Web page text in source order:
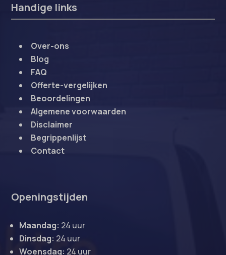
Handige links
Over-ons
Blog
FAQ
Offerte-vergelijken
Beoordelingen
Algemene voorwaarden
Disclaimer
Begrippenlijst
Contact
Openingstijden
Maandag: 24 uur
Dinsdag: 24 uur
Woensdag: 24 uur